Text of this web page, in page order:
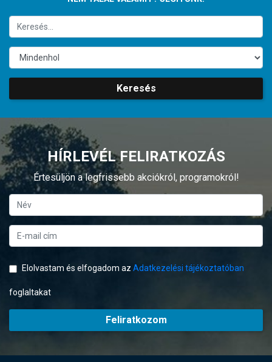
Keresés
HÍRLEVÉL FELIRATKOZÁS
Értesüljön a legfrissebb akciókról, programokról!
Elolvastam és elfogadom az Adatkezelési tájékoztatóban
foglaltakat
Feliratkozom